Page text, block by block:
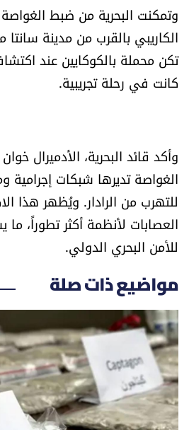
اقرأ تضحك
كاميرا
صحّة وصحن
الرياضة
منوّعات
حظّك اليوم
للتاريخ
فيديو
من نحن
وتمكنت البحرية من ضبط
الكاريبي بالقرب من مدينة سانتا
تكن محملة بالكوكايين عند
كانت في رحلة تجريبية.
وأكد قائد البحرية، الأدميرال
الغواصة تديرها شبكات
للتهرب من الرادار. ويُظهر هذا
العصابات لأنظمة أكثر تطوراً، ما
للأمن البحري الدولي.
مواضيع ذات صلة